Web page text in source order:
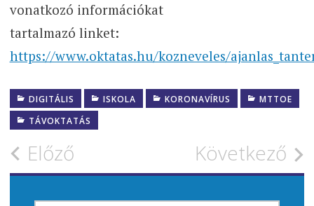
vonatkozó információkat
tartalmazó linket:
https://www.oktatas.hu/kozneveles/
DIGITÁLIS ISKOLA KORONAVÍRUS
MTTOE
TÁVOKTATÁS
Bejegyzés
navigáció
Előző Következő